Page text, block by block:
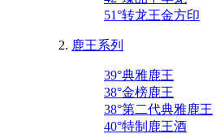
51°转龙王金方印
鹿王系列
39°典雅鹿王
38°金榜鹿王
38°第二代典雅鹿王
40°特制鹿王酒